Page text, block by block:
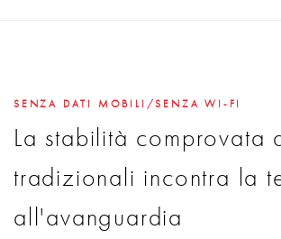
SENZA DATI MOBILI/SENZA WI-FI
La stabilità comprovata
tradizionali incontra la
all'avanguardia